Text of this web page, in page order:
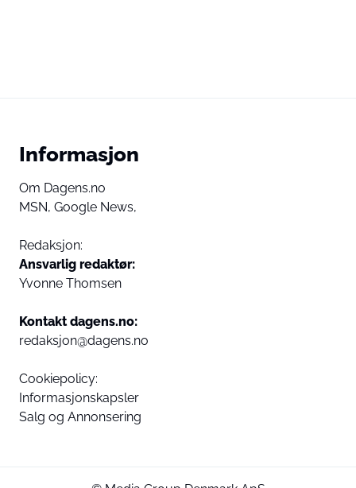
Informasjon
Om Dagens.no
MSN, Google News,
Redaksjon:
Ansvarlig redaktør:
Yvonne Thomsen
Kontakt dagens.no:
redaksjon@dagens.no
Cookiepolicy:
Informasjonskapsler
Salg og Annonsering